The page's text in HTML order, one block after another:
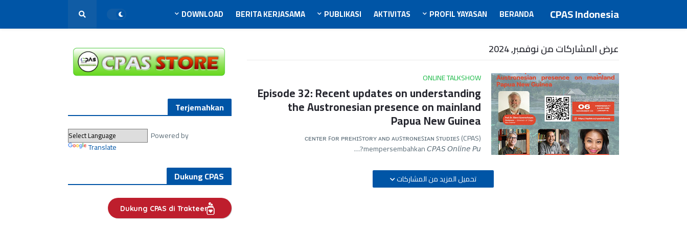
CPAS Indonesia
BERANDA
PROFIL YAYASAN
AKTIVITAS
PUBLIKASI
BERITA KERJASAMA
DOWNLOAD
عرض المشاركات من نوفمبر, 2024
ONLINE TALKSHOW
Episode 32: Recent updates on understanding
the Austronesian presence on mainland
Papua New Guinea
ᴄᴇɴᴛᴇʀ ꜰᴏʀ ᴘʀᴇʜɪꜱᴛᴏʀʏ ᴀɴᴅ ᴀᴜꜱᴛʀᴏɴᴇꜱɪᴀɴ ꜱᴛᴜᴅɪᴇꜱ (CPAS)
mempersembahkan 𝘊𝘗𝘈𝘚 𝘖𝘯𝘭𝘪𝘯𝘦 𝘗𝘶?…
تحميل المزيد من المشاركات
Terjemahkan
Powered by
Translate
Dukung CPAS
Dukung CPAS di Trakteer